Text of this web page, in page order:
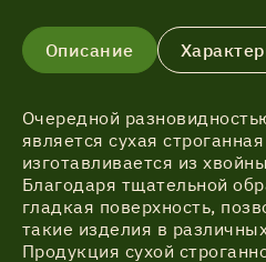
Описание
Очередной
является сухая
изготавливается из
Благодаря тщательной
гладкая поверхность,
такие изделия в
Продукция сухой